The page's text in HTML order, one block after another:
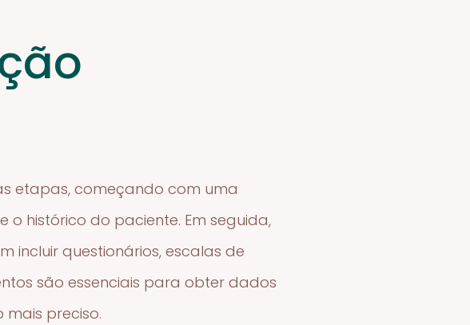
etapas, começando com uma
histórico do paciente. Em seguida,
incluir questionários, escalas de
são essenciais para obter dados
preciso.